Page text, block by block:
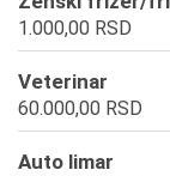
1.000,00 RSD
Veterinar
60.000,00 RSD
Auto limar